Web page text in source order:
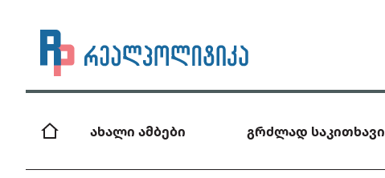
ახალი ამბები გრძლად საკითხავი